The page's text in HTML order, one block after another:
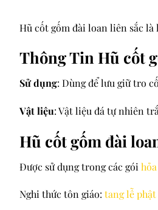
Hũ cốt gốm đài loan liên sắc
Thông Tin Hũ cốt
Sử dụng: Dùng để lưu giữ tro
Vật liệu: Vật liệu đá tự nhiên
Hũ cốt gốm đài
Được sử dụng trong các gói
Nghi thức tôn giáo: tang lễ phật